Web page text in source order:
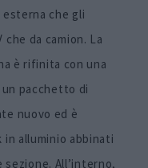
che gli
da camion. La
è rifinita con una
pacchetto di
nuovo ed è
in alluminio abbinati
sezione. All’interno,